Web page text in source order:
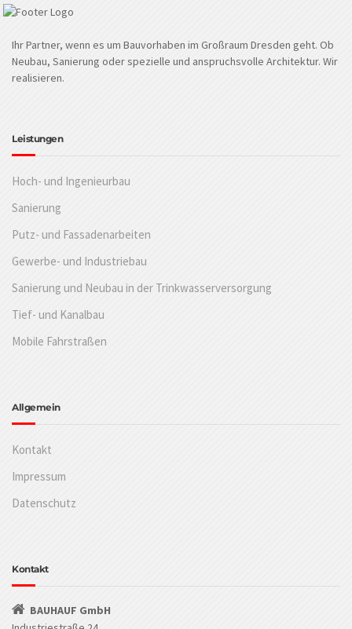
Ihr Partner, wenn es um Bauvorhaben im Großraum Dresden geht. Ob
Neubau, Sanierung oder spezielle und anspruchsvolle Architektur. Wir
realisieren.
Leistungen
Hoch- und Ingenieurbau
Sanierung
Putz- und Fassadenarbeiten
Gewerbe- und Industriebau
Sanierung und Neubau in der Trinkwasserversorgung
Tief- und Kanalbau
Mobile Fahrstraßen
Allgemein
Kontakt
Impressum
Datenschutz
Kontakt
BAUHAUF GmbH